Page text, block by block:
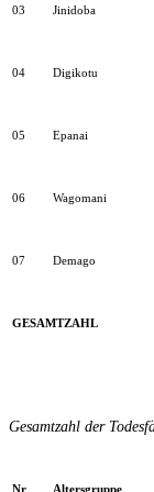
03 Jinidoba
04 Digikotu
05 Epanai
06 Wagomani
07 Demago
GESAMTZAHL
Gesamtzahl der
Nr Altersgruppe